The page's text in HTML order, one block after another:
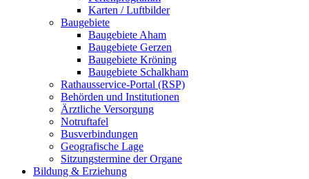
Karten / Luftbilder
Baugebiete
Baugebiete Aham
Baugebiete Gerzen
Baugebiete Kröning
Baugebiete Schalkham
Rathausservice-Portal (RSP)
Behörden und Institutionen
Ärztliche Versorgung
Notruftafel
Busverbindungen
Geografische Lage
Sitzungstermine der Organe
Bildung & Erziehung